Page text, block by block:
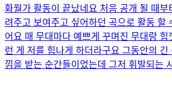
화월가 활동이 끝났네요 처음 공개 될 때부
려주고 보여주고 싶어하던 곡으로 활동 할
어요 매 무대마다 예쁘게 꾸며진 무대랑 힘
런 게 저를 힘나게 하더라구요 그동안의 긴
낌을 받는 순간들이었는데 그저 휘발되는